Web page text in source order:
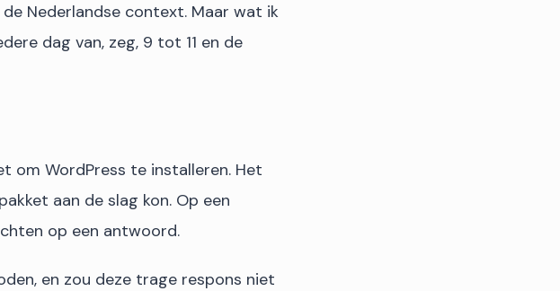
Nederlandse context. Maar wat ik
dag van, zeg, 9 tot 11 en de
om WordPress te installeren. Het
aan de slag kon. Op een
op een antwoord.
en zou deze trage respons niet